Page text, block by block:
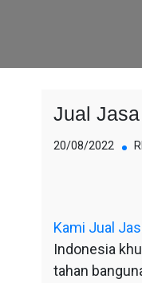
Jual
20/08/2022
Kami Jual
Indonesia
tahan